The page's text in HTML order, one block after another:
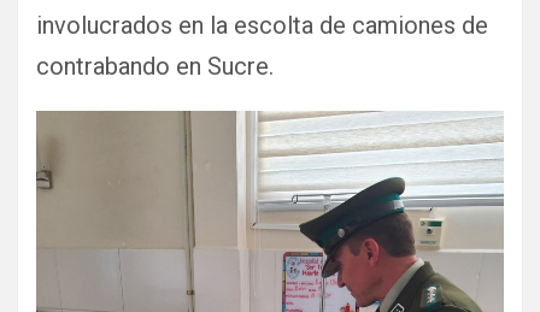
involucrados en la escolta de camiones de
contrabando en Sucre.